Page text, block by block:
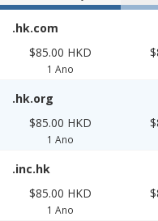
.hk.com
$85.00 HKD
1 Ano
.hk.org
$85.00 HKD
1 Ano
.inc.hk
$85.00 HKD
1 Ano